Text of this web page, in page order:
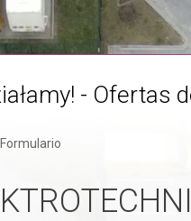
- Ofertas
Formulario